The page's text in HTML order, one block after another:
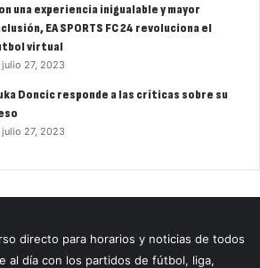
una experiencia inigualable y mayor
EA SPORTS FC 24 revoluciona el
virtual
julio 27, 2023
Doncic responde a las críticas sobre su
julio 27, 2023
directo para horarios y noticias de todos
al día con los partidos de fútbol, liga,